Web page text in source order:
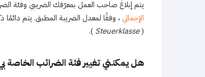
يتم إبلاغ صاحب العمل بمعرّفك الضريبي وفئة
الإجمالي
( Steuerklasse).
هل يمكنني تغيير فئة الضرائب الخاصة